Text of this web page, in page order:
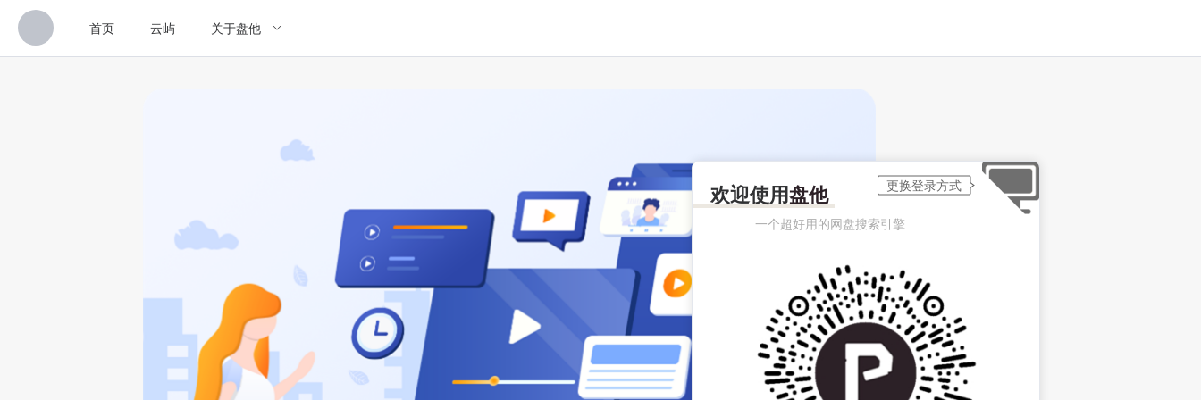
首页 云屿 关于盘他
欢迎使用盘他
一个超好用的网盘搜索引擎